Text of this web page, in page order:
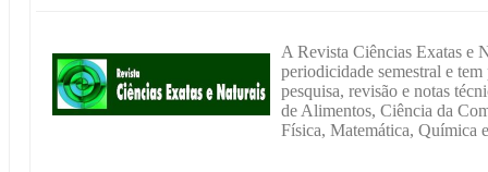
A Revista Ciências Exatas e
periodicidade semestral e
pesquisa, revisão e notas
de Alimentos, Ciência da
Física, Matemática, Química